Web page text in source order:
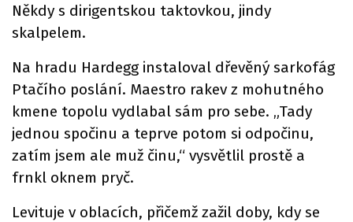
Někdy s dirigentskou taktovkou, jindy
skalpelem.
Na hradu Hardegg instaloval dřevěný sarkofág
Ptačího poslání. Maestro rakev z mohutného
kmene topolu vydlabal sám pro sebe. „Tady
jednou spočinu a teprve potom si odpočinu,
zatím jsem ale muž činu,“ vysvětlil prostě a
frnkl oknem pryč.
Levituje v oblacích, přičemž zažil doby, kdy se